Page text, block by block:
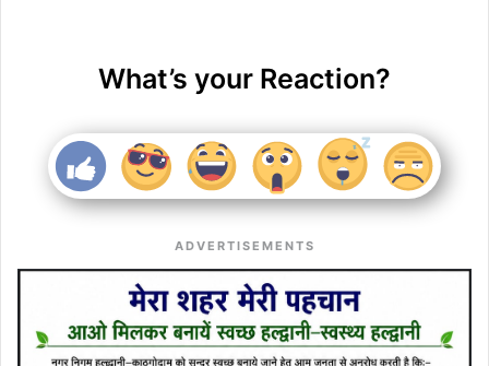
What’s your Reaction?
ADVERTISEMENTS